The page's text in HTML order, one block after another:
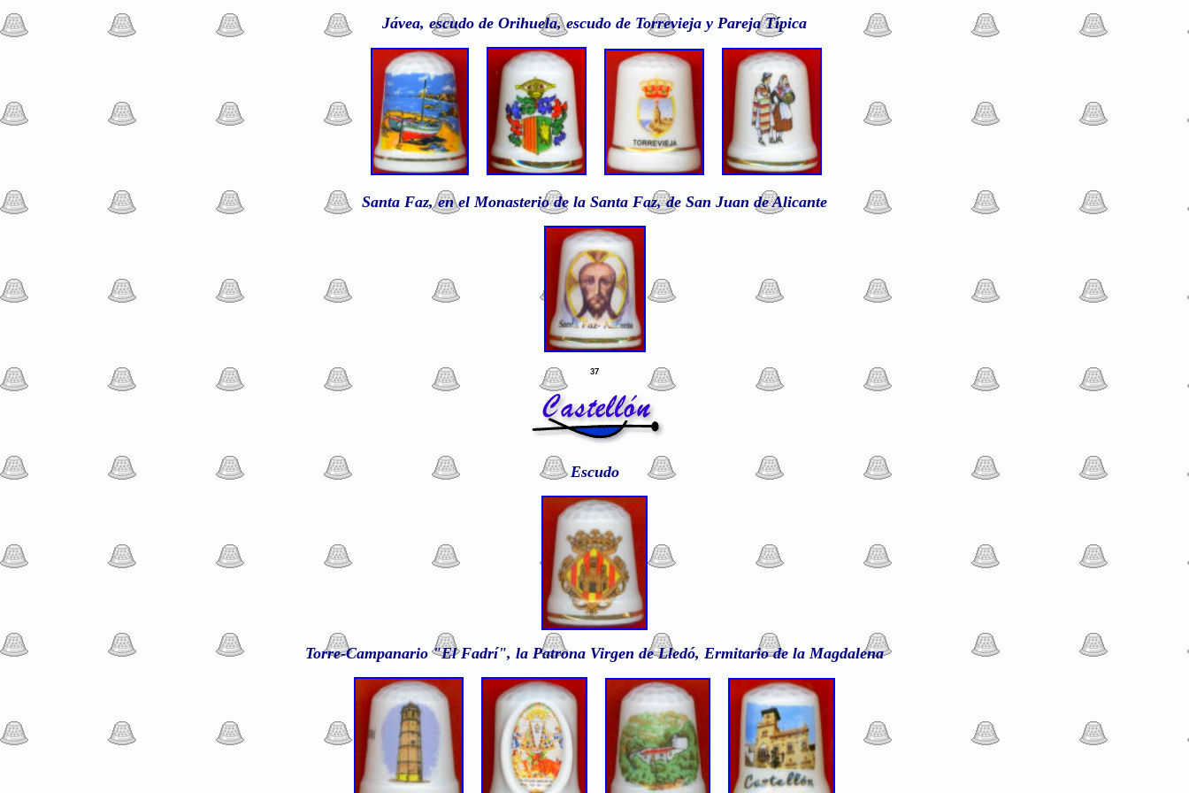
Jávea, escudo de Orihuela, escudo de Torrevieja y Pareja Típica
Santa Faz, en el Monasterio de la Santa Faz, de San Juan de Alicante
37
Escudo
Torre-Campanario "El Fadrí", la Patrona Virgen de Lledó, Ermitario de la Magdalena